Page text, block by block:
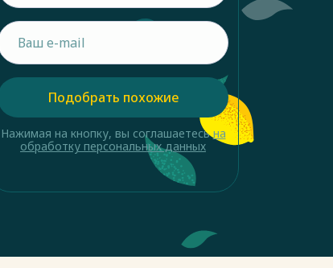
Подобрать похожие
Нажимая на кнопку, вы соглашаетесьна
обработку персональных данных